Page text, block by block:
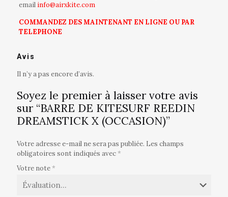
email info@airxkite.com
COMMANDEZ DES MAINTENANT EN LIGNE OU PAR
TELEPHONE
Avis
Il n’y a pas encore d’avis.
Soyez le premier à laisser votre avis
sur “BARRE DE KITESURF REEDIN
DREAMSTICK X (OCCASION)”
Votre adresse e-mail ne sera pas publiée. Les champs
obligatoires sont indiqués avec *
Votre note *